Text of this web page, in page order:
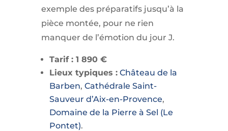
exemple des préparatifs jusqu’à la
pièce montée, pour ne rien
manquer de l’émotion du jour J.
Tarif : 1 890 €
Lieux typiques : Château de la
Barben, Cathédrale Saint-
Sauveur d’Aix-en-Provence,
Domaine de la Pierre à Sel (Le
Pontet).